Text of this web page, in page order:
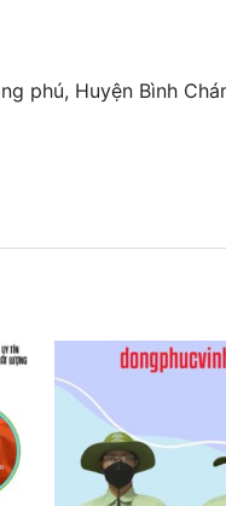
phú, Huyện Bình